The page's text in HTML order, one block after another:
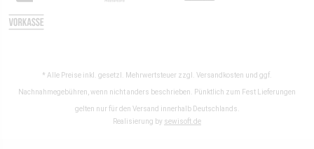
* Alle Preise inkl. gesetzl. Mehrwertsteuer zzgl. Versandkosten und ggf.
Nachnahmegebühren, wenn nicht anders beschrieben. Pünktlich zum Fest Lieferungen
gelten nur für den Versand innerhalb Deutschlands.
Realisierung by sewisoft.de